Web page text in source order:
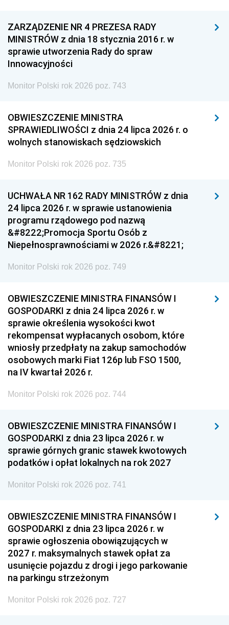
ZARZĄDZENIE NR 4 PREZESA RADY
MINISTRÓW z dnia 18 stycznia 2016 r. w
sprawie utworzenia Rady do spraw
Innowacyjności
Monitor Polski rok 2026 poz. 743
OBWIESZCZENIE MINISTRA
SPRAWIEDLIWOŚCI z dnia 24 lipca 2026 r. o
wolnych stanowiskach sędziowskich
Monitor Polski rok 2026 poz. 735
UCHWAŁA NR 162 RADY MINISTRÓW z dnia
24 lipca 2026 r. w sprawie ustanowienia
programu rządowego pod nazwą
&#8222;Promocja Sportu Osób z
Niepełnosprawnościami w 2026 r.&#8221;
Monitor Polski rok 2026 poz. 749
OBWIESZCZENIE MINISTRA FINANSÓW I
GOSPODARKI z dnia 24 lipca 2026 r. w
sprawie określenia wysokości kwot
rekompensat wypłacanych osobom, które
wniosły przedpłaty na zakup samochodów
osobowych marki Fiat 126p lub FSO 1500,
na IV kwartał 2026 r.
Monitor Polski rok 2026 poz. 744
OBWIESZCZENIE MINISTRA FINANSÓW I
GOSPODARKI z dnia 23 lipca 2026 r. w
sprawie górnych granic stawek kwotowych
podatków i opłat lokalnych na rok 2027
Monitor Polski rok 2026 poz. 741
OBWIESZCZENIE MINISTRA FINANSÓW I
GOSPODARKI z dnia 23 lipca 2026 r. w
sprawie ogłoszenia obowiązujących w
2027 r. maksymalnych stawek opłat za
usunięcie pojazdu z drogi i jego parkowanie
na parkingu strzeżonym
Monitor Polski rok 2026 poz. 727